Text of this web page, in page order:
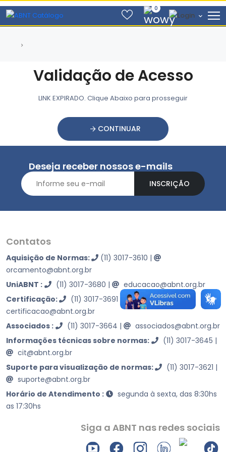
0
Validação de Acesso
LINK EXPIRADO. Clique Abaixo para prosseguir
CONTINUAR
Deseja receber nossos e-mails
INSCRIÇÃO
Contatos
Aquisição de Normas: (11) 3017-3610 |
orcamento@abnt.org.br
UniABNT :
(11) 3017-3680 |
educacao@abnt.org.br
Certificação:
(11) 3017-3691
certificacao@abnt.org.br
Associados :
(11) 3017-3664 |
associados@abnt.org.br
Informações técnicas sobre normas:
(11) 3017-3645 |
cit@abnt.org.br
Suporte para visualização de normas:
(11) 3017-3621 |
suporte@abnt.org.br
Horário de Atendimento :
segunda à sexta, das 8:30hs
as 17:30hs
Siga a ABNT nas redes sociais